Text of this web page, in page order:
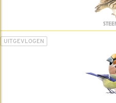
UITGEVLOGEN